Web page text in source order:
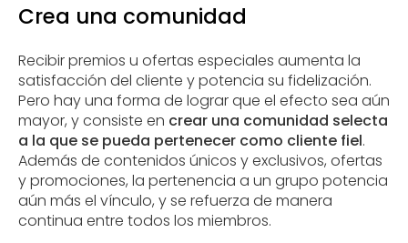
Crea una comunidad
Recibir premios u ofertas especiales aumenta la
satisfacción del cliente y potencia su fidelización.
Pero hay una forma de lograr que el efecto sea aún
mayor, y consiste en crear una comunidad selecta
a la que se pueda pertenecer como cliente fiel.
Además de contenidos únicos y exclusivos, ofertas
y promociones, la pertenencia a un grupo potencia
aún más el vínculo, y se refuerza de manera
continua entre todos los miembros.